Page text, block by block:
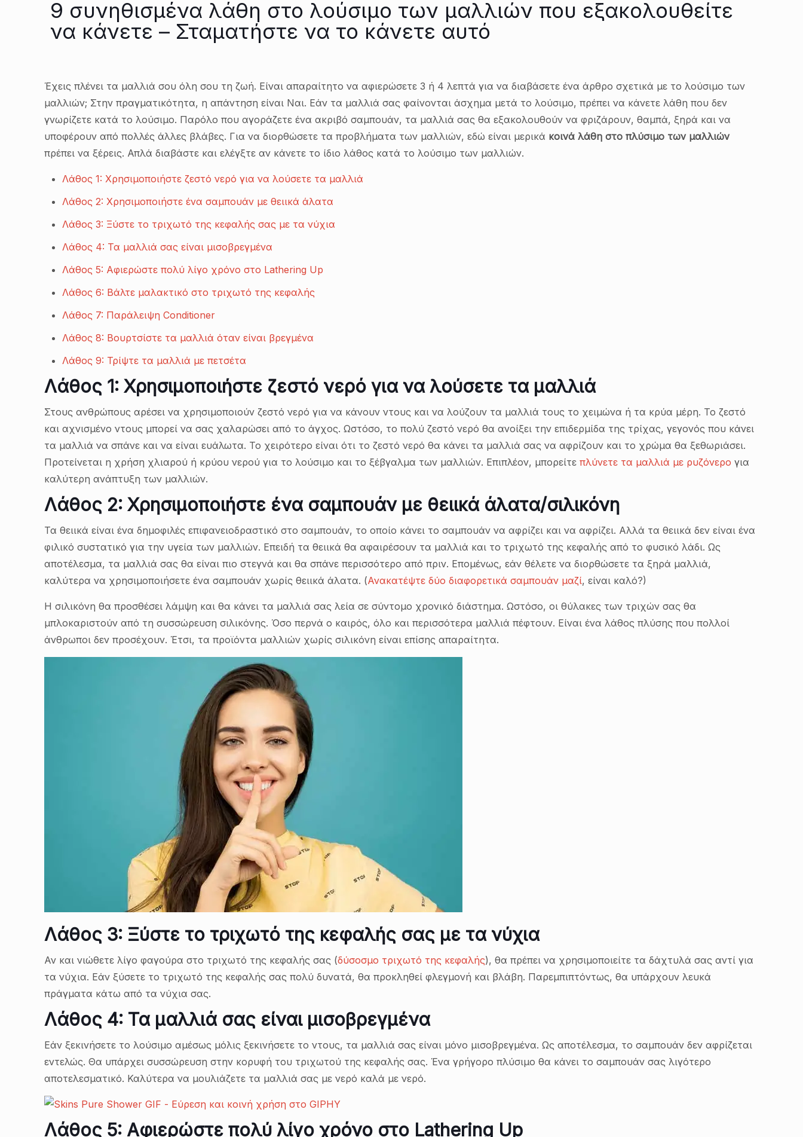
9 συνηθισμένα λάθη στο λούσιμο των μαλλιών που εξακολουθείτε
να κάνετε – Σταματήστε να το κάνετε αυτό
Έχεις πλένει τα μαλλιά σου όλη σου τη ζωή. Είναι απαραίτητο να αφιερώσετε 3 ή 4 λεπτά για να διαβάσετε ένα άρθρο σχετικά με το λούσιμο των
μαλλιών; Στην πραγματικότητα, η απάντηση είναι Ναι. Εάν τα μαλλιά σας φαίνονται άσχημα μετά το λούσιμο, πρέπει να κάνετε λάθη που δεν
γνωρίζετε κατά το λούσιμο. Παρόλο που αγοράζετε ένα ακριβό σαμπουάν, τα μαλλιά σας θα εξακολουθούν να φριζάρουν, θαμπά, ξηρά και να
υποφέρουν από πολλές άλλες βλάβες. Για να διορθώσετε τα προβλήματα των μαλλιών, εδώ είναι μερικά κοινά λάθη στο πλύσιμο των μαλλιών
πρέπει να ξέρεις. Απλά διαβάστε και ελέγξτε αν κάνετε το ίδιο λάθος κατά το λούσιμο των μαλλιών.
Λάθος 1: Χρησιμοποιήστε ζεστό νερό για να λούσετε τα μαλλιά
Λάθος 2: Χρησιμοποιήστε ένα σαμπουάν με θειικά άλατα
Λάθος 3: Ξύστε το τριχωτό της κεφαλής σας με τα νύχια
Λάθος 4: Τα μαλλιά σας είναι μισοβρεγμένα
Λάθος 5: Αφιερώστε πολύ λίγο χρόνο στο Lathering Up
Λάθος 6: Βάλτε μαλακτικό στο τριχωτό της κεφαλής
Λάθος 7: Παράλειψη Conditioner
Λάθος 8: Βουρτσίστε τα μαλλιά όταν είναι βρεγμένα
Λάθος 9: Τρίψτε τα μαλλιά με πετσέτα
Λάθος 1: Χρησιμοποιήστε ζεστό νερό για να λούσετε τα μαλλιά
Στους ανθρώπους αρέσει να χρησιμοποιούν ζεστό νερό για να κάνουν ντους και να λούζουν τα μαλλιά τους το χειμώνα ή τα κρύα μέρη. Το ζεστό
και αχνισμένο ντους μπορεί να σας χαλαρώσει από το άγχος. Ωστόσο, το πολύ ζεστό νερό θα ανοίξει την επιδερμίδα της τρίχας, γεγονός που κάνει
τα μαλλιά να σπάνε και να είναι ευάλωτα. Το χειρότερο είναι ότι το ζεστό νερό θα κάνει τα μαλλιά σας να αφρίζουν και το χρώμα θα ξεθωριάσει.
Προτείνεται η χρήση χλιαρού ή κρύου νερού για το λούσιμο και το ξέβγαλμα των μαλλιών. Επιπλέον, μπορείτεπλύνετε τα μαλλιά με ρυζόνερο για
καλύτερη ανάπτυξη των μαλλιών.
Λάθος 2: Χρησιμοποιήστε ένα σαμπουάν με θειικά άλατα/σιλικόνη
Τα θειικά είναι ένα δημοφιλές επιφανειοδραστικό στο σαμπουάν, το οποίο κάνει το σαμπουάν να αφρίζει και να αφρίζει. Αλλά τα θειικά δεν είναι ένα
φιλικό συστατικό για την υγεία των μαλλιών. Επειδή τα θειικά θα αφαιρέσουν τα μαλλιά και το τριχωτό της κεφαλής από το φυσικό λάδι. Ως
αποτέλεσμα, τα μαλλιά σας θα είναι πιο στεγνά και θα σπάνε περισσότερο από πριν. Επομένως, εάν θέλετε να διορθώσετε τα ξηρά μαλλιά,
καλύτερα να χρησιμοποιήσετε ένα σαμπουάν χωρίς θειικά άλατα. (Ανακατέψτε δύο διαφορετικά σαμπουάν μαζί, είναι καλό?)
Η σιλικόνη θα προσθέσει λάμψη και θα κάνει τα μαλλιά σας λεία σε σύντομο χρονικό διάστημα. Ωστόσο, οι θύλακες των τριχών σας θα
μπλοκαριστούν από τη συσσώρευση σιλικόνης. Όσο περνά ο καιρός, όλο και περισσότερα μαλλιά πέφτουν. Είναι ένα λάθος πλύσης που πολλοί
άνθρωποι δεν προσέχουν. Έτσι, τα προϊόντα μαλλιών χωρίς σιλικόνη είναι επίσης απαραίτητα.
Λάθος 3: Ξύστε το τριχωτό της κεφαλής σας με τα νύχια
Αν και νιώθετε λίγο φαγούρα στο τριχωτό της κεφαλής σας (δύσοσμο τριχωτό της κεφαλής), θα πρέπει να χρησιμοποιείτε τα δάχτυλά σας αντί για
τα νύχια. Εάν ξύσετε το τριχωτό της κεφαλής σας πολύ δυνατά, θα προκληθεί φλεγμονή και βλάβη. Παρεμπιπτόντως, θα υπάρχουν λευκά
πράγματα κάτω από τα νύχια σας.
Λάθος 4: Τα μαλλιά σας είναι μισοβρεγμένα
Εάν ξεκινήσετε το λούσιμο αμέσως μόλις ξεκινήσετε το ντους, τα μαλλιά σας είναι μόνο μισοβρεγμένα. Ως αποτέλεσμα, το σαμπουάν δεν αφρίζεται
εντελώς. Θα υπάρχει συσσώρευση στην κορυφή του τριχωτού της κεφαλής σας. Ένα γρήγορο πλύσιμο θα κάνει το σαμπουάν σας λιγότερο
αποτελεσματικό. Καλύτερα να μουλιάζετε τα μαλλιά σας με νερό καλά με νερό.
Λάθος 5: Αφιερώστε πολύ λίγο χρόνο στο Lathering Up